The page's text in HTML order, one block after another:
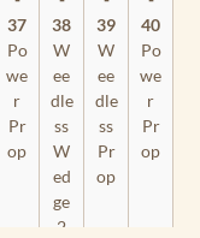
37
Po
we
r
Pr
op
38
W
ee
dle
ss
W
ed
ge
2
39
W
ee
dle
ss
Pr
op
40
Po
we
r
Pr
op